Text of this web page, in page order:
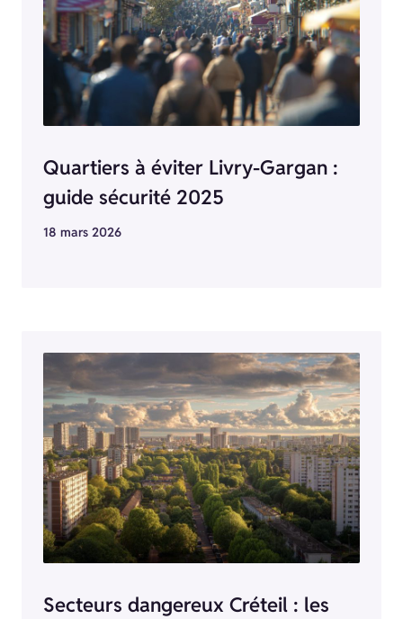
Quartiers à éviter Livry-Gargan :
guide sécurité 2025
18 mars 2026
Secteurs dangereux Créteil : les